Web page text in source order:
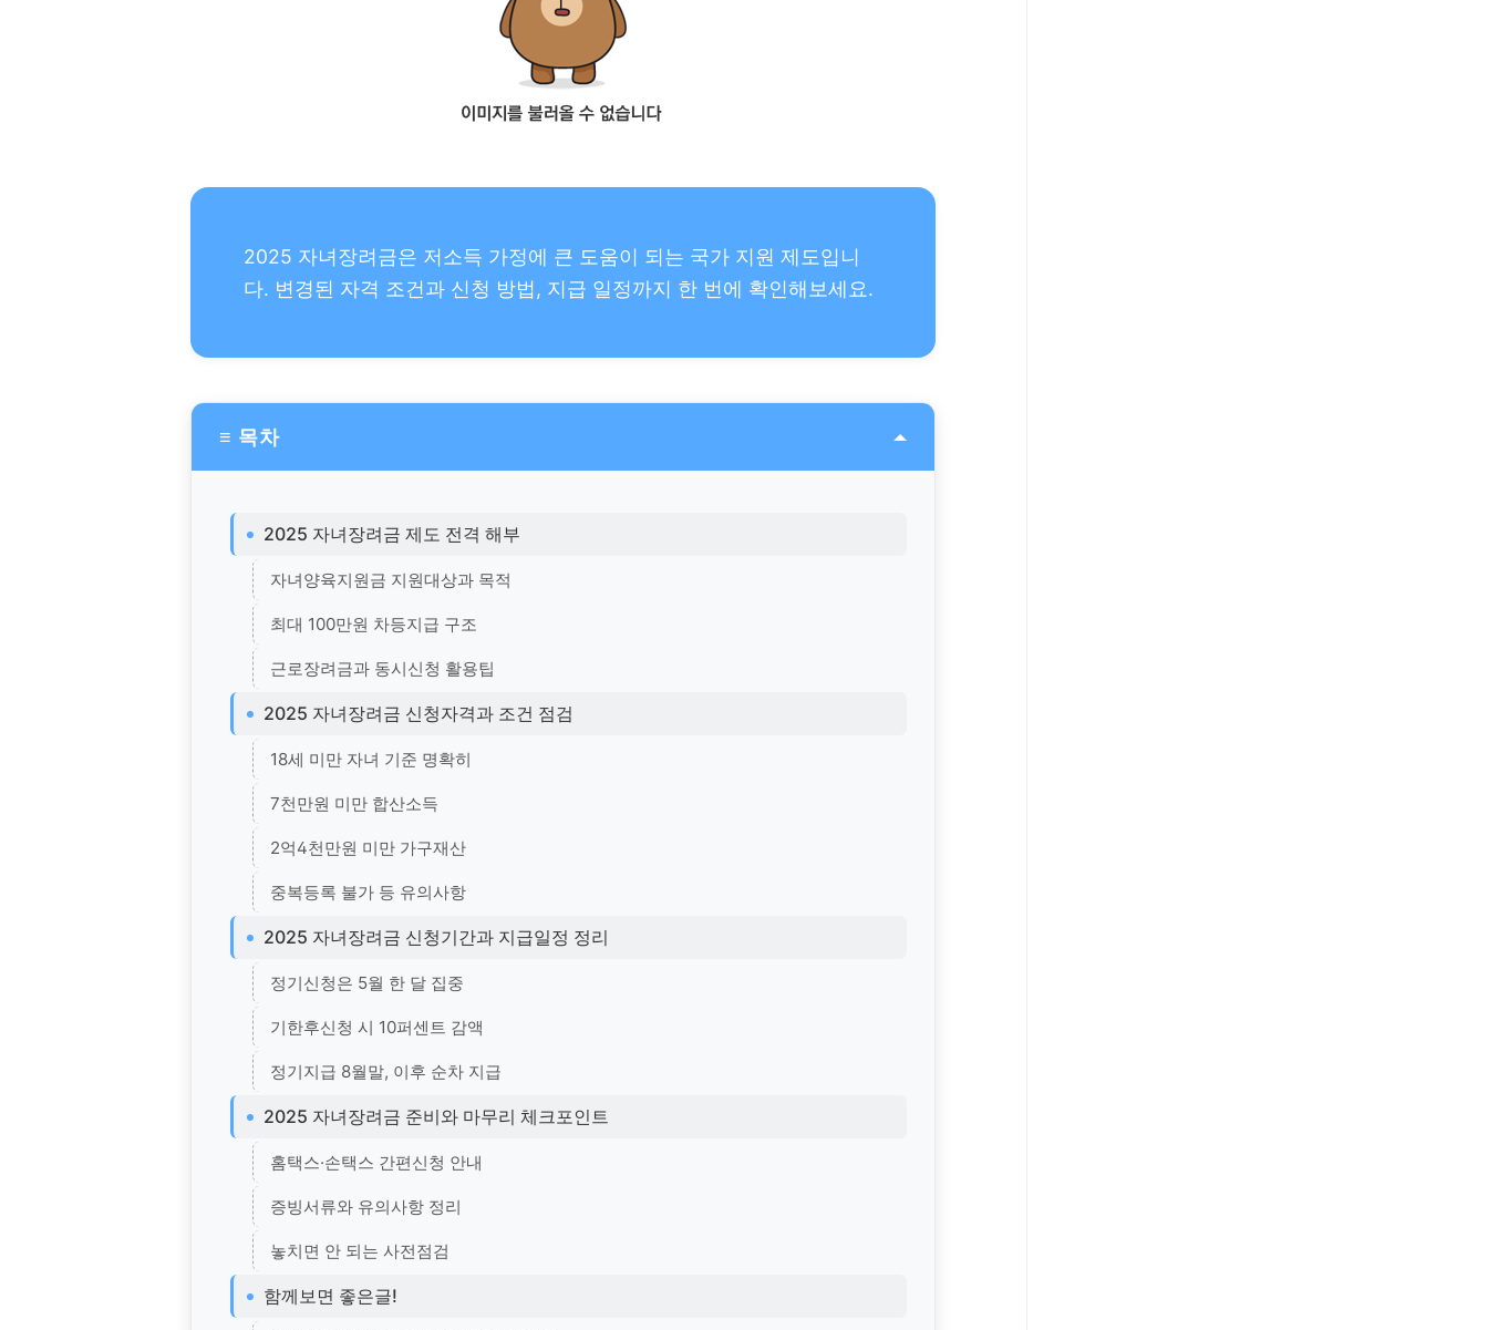
2025 자녀장려금은 저소득 가정에 큰 도움이 되는 국가 지원 제도입니
다. 변경된 자격 조건과 신청 방법, 지급 일정까지 한 번에 확인해보세요.
≡ 목차
2025 자녀장려금 제도 전격 해부
자녀양육지원금 지원대상과 목적
최대 100만원 차등지급 구조
근로장려금과 동시신청 활용팁
2025 자녀장려금 신청자격과 조건 점검
18세 미만 자녀 기준 명확히
7천만원 미만 합산소득
2억4천만원 미만 가구재산
중복등록 불가 등 유의사항
2025 자녀장려금 신청기간과 지급일정 정리
정기신청은 5월 한 달 집중
기한후신청 시 10퍼센트 감액
정기지급 8월말, 이후 순차 지급
2025 자녀장려금 준비와 마무리 체크포인트
홈택스·손택스 간편신청 안내
증빙서류와 유의사항 정리
놓치면 안 되는 사전점검
함께보면 좋은글!